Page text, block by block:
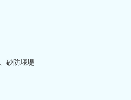
砂防堰堤